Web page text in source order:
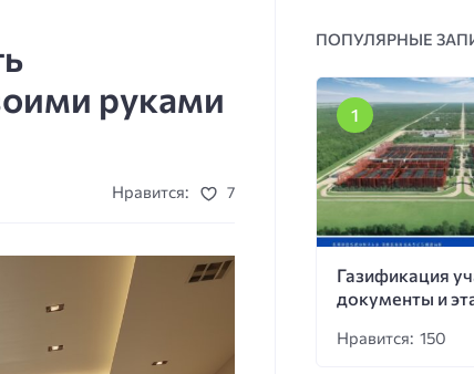
руками
Нравится: 7
ПОПУЛЯРНЫЕ
Газификация
документы и
Нравится: 150